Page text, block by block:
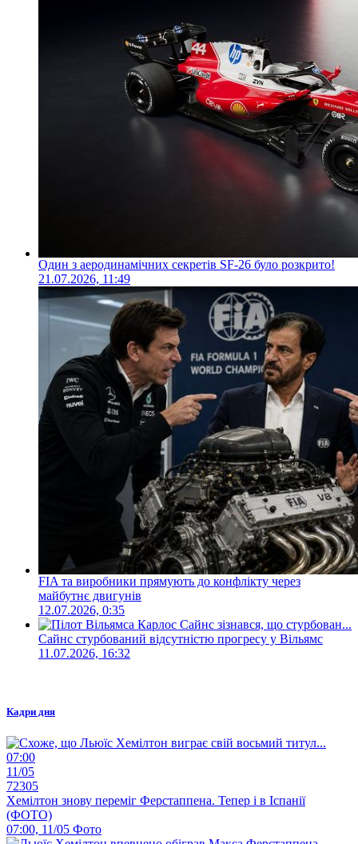
Один з аеродинамічних секретів SF-26 було розкрито!
21.07.2026, 11:49
FIA та виробники прямують до конфлікту через
майбутнє двигунів
12.07.2026, 0:35
Сайнс стурбований відсутністю прогресу у Вільямс
11.07.2026, 16:32
Кадри дня
07:00
11/05
72305
Хемілтон знову переміг Ферстаппена. Тепер і в Іспанії
(ФОТО)
07:00, 11/05 Фото